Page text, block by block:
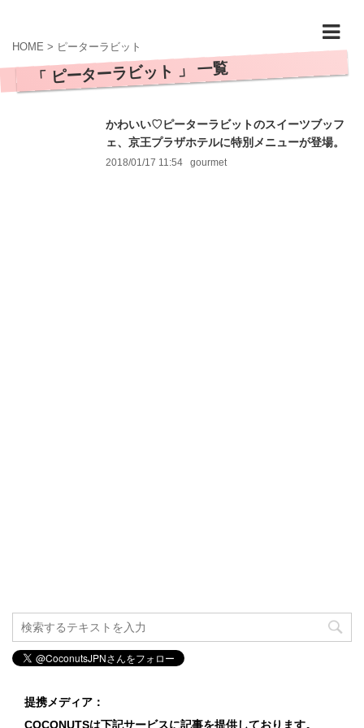
HOME > ピーターラビット
「 ピーターラビット 」 一覧
かわいい♡ピーターラビットのスイーツブッフ
ェ、京王プラザホテルに特別メニューが登場。
2018/01/17 11:54 gourmet
提携メディア：
COCONUTSは下記サービスに記事を提供しております。